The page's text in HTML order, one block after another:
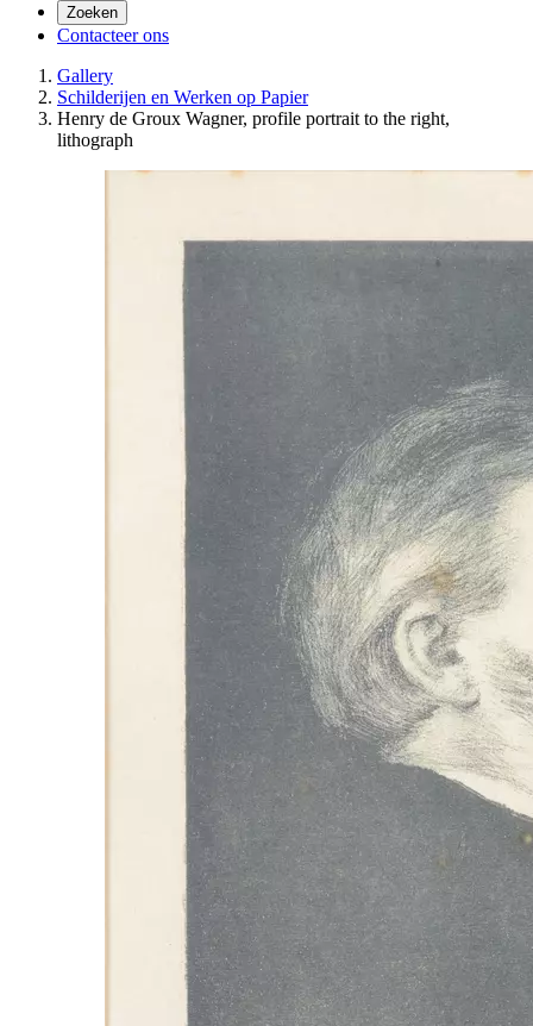
Zoeken
Contacteer ons
Gallery
Schilderijen en Werken op Papier
Henry de Groux Wagner, profile portrait to the right,
lithograph